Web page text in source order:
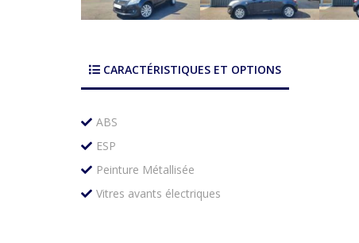
CARACTÉRISTIQUES ET OPTIONS
ABS
ESP
Peinture Métallisée
Vitres avants électriques